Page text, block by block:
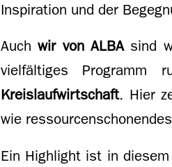
Inspiration und der
Auchwir von ALBAsind
vielfältiges Programm
Kreislaufwirtschaft. Hier
wie
Ein Highlight ist in